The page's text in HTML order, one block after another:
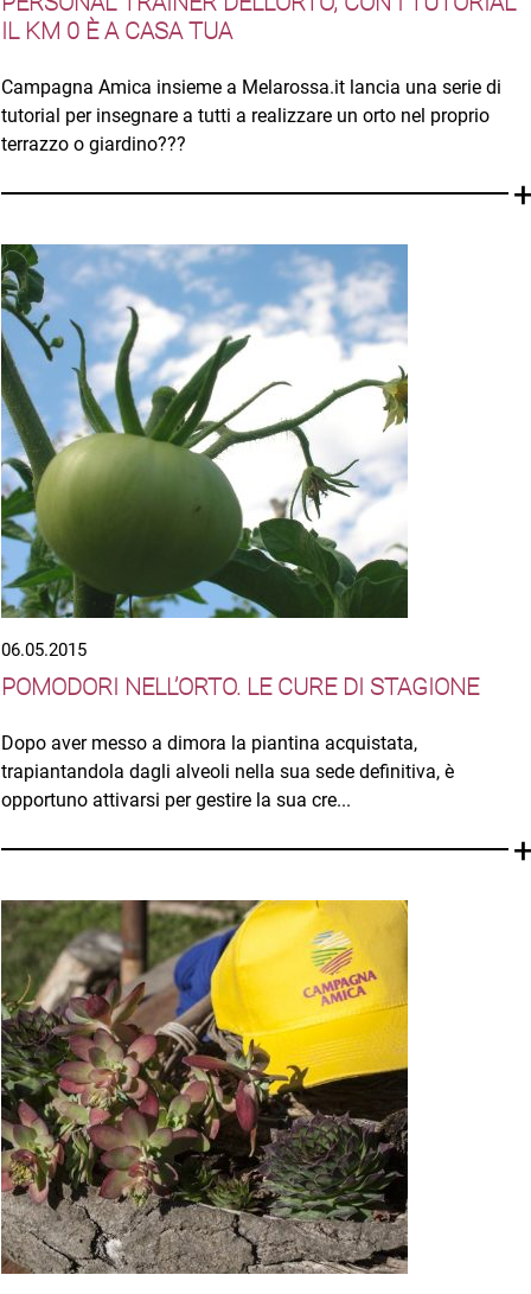
IL KM 0 È A CASA TUA
Campagna Amica insieme a Melarossa.it lancia una serie di
tutorial per insegnare a tutti a realizzare un orto nel proprio
terrazzo o giardino???
06.05.2015
POMODORI NELL’ORTO. LE CURE DI STAGIONE
Dopo aver messo a dimora la piantina acquistata,
trapiantandola dagli alveoli nella sua sede definitiva, è
opportuno attivarsi per gestire la sua cre...